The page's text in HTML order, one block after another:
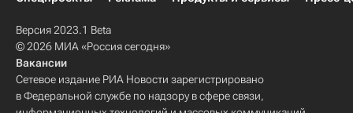
Версия 2023.1 Beta
© 2026 МИА «Россия сегодня»
Вакансии
Сетевое издание РИА Новости зарегистрировано
в Федеральной службе по надзору в сфере связи,